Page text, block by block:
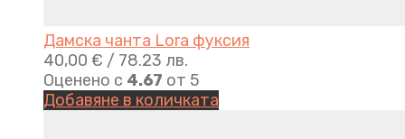
Дамска чанта Lora фуксия
40,00 € / 78.23 лв.
Оценено с 4.67 от 5
Добавяне в количката